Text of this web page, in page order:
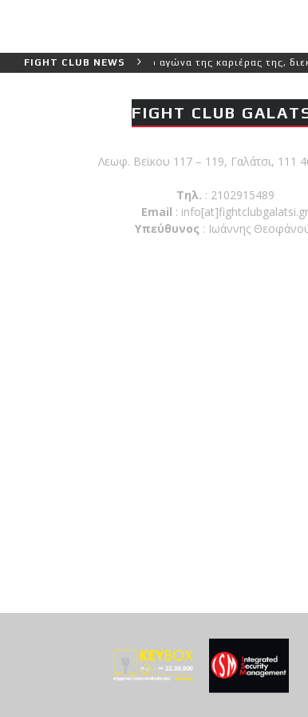
FIGHT CLUB NEWS
και πιο δύσκολο αγώνα της καριέρας της,
FIGHT CLUB
Λεωφ. Βεϊκου 117 – 119, Γαλάτσι, 111
Τηλ. : 2102915489
Email : info[at]fightclubgalatsi.gr
Υπεύθυνος : Ιωάννης